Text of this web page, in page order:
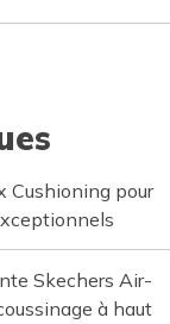
Cushioning pour
Skechers Air-
à haut